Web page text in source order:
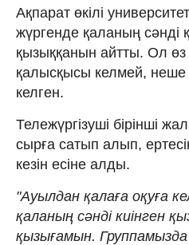
Ақпарат өкілі
жүргенде қаланың сәнді
қызыққанын айтты. Ол өз
қалысқысы келмей, неше
келген.
Тележүргізуші бірінші
сырға сатып алып,
кезін есіне алды.
"Ауылдан қалаға оқуға
қаланың сәнді киінген
қызығамын.